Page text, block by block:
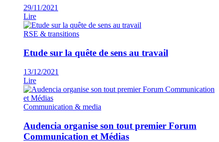
29/11/2021
Lire
RSE & transitions
Etude sur la quête de sens au travail
13/12/2021
Lire
Communication & media
Audencia organise son tout premier Forum
Communication et Médias